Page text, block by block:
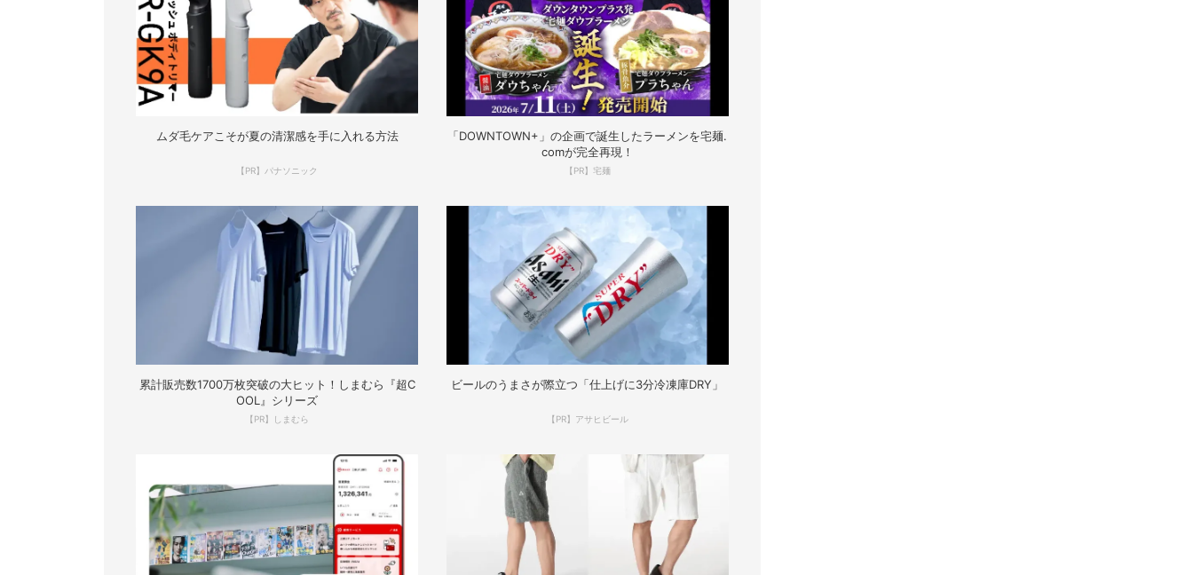
ムダ毛ケアこそが夏の清潔感を手に入れる方法
【PR】パナソニック
「DOWNTOWN+」の企画で誕生したラーメンを宅麺.
comが完全再現！
【PR】宅麺
累計販売数1700万枚突破の大ヒット！しまむら『超C
OOL』シリーズ
【PR】しまむら
ビールのうまさが際立つ「仕上げに3分冷凍庫DRY」
【PR】アサヒビール